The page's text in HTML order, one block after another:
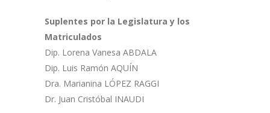
Suplentes por la Legislatura y los
Matriculados
Dip. Lorena Vanesa ABDALA
Dip. Luis Ramón AQUÍN
Dra. Marianina LÓPEZ RAGGI
Dr. Juan Cristóbal INAUDI